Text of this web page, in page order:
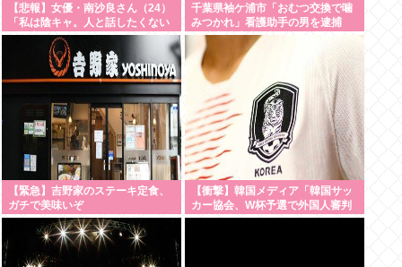
【悲報】女優・南沙良さん（24）
「私は陰キャ。人と話したくない
ので家に引きこもってPCでアニメ
を観ていた
い」・・・・・・・・・
千葉県袖ケ浦市「おむつ交換で噛
みつかれ」看護助手の男を逮捕
90歳入院患者の顔や腹を殴るなど
ケガさせた疑い [8/6]
【緊急】吉野家のステーキ定食、
ガチで美味いぞ
【衝撃】韓国メディア「韓国サッ
カー協会、W杯予選で外国人審判
に性接待」